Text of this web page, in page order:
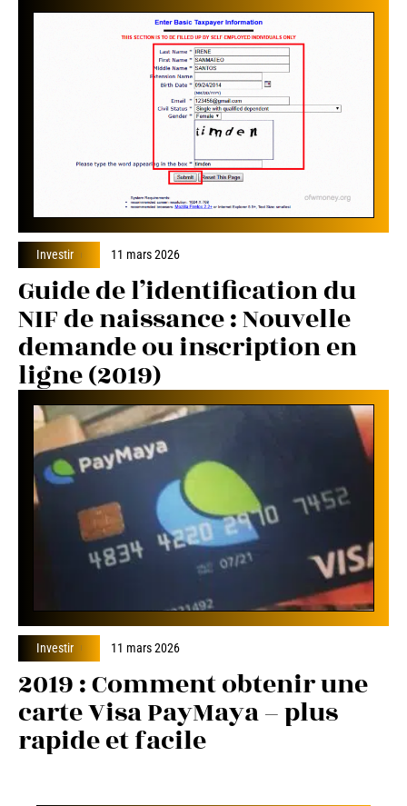
Investir 11 mars 2026
Guide de l’identification du
NIF de naissance : Nouvelle
demande ou inscription en
ligne (2019)
Investir 11 mars 2026
2019 : Comment obtenir une
carte Visa PayMaya – plus
rapide et facile